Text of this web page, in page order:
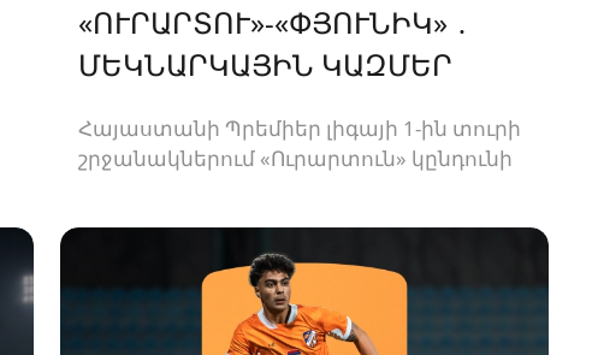
«ՈՒՐԱՐՏՈՒ»-«ՓՅՈՒՆԻԿ» ․
ՄԵԿՆԱՐԿԱՅԻՆ ԿԱԶՄԵՐ
Հայաստանի Պրեմիեր լիգայի 1-ին տուրի
շրջանակներում «Ուրարտուն» կընդունի